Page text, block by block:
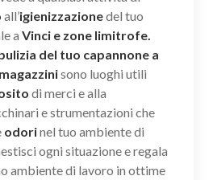
all’igienizzazionedel tuo
a Vinci e zone limitrofe.
del tuo capannone a
sono luoghi utili
di merci e alla
e strumentazioni che
odorinel tuo ambiente di
ogni situazione e regala
ambiente di lavoro in ottime